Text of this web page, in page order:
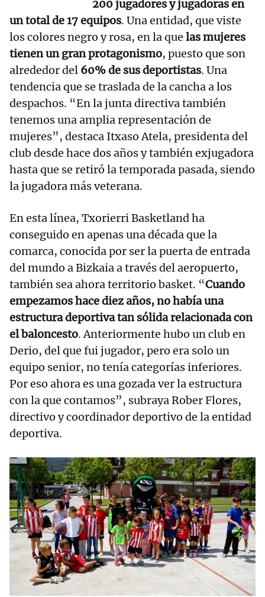
200 jugadores y jugadoras en
un total de 17 equipos. Una entidad, que viste
los colores negro y rosa, en la que las mujeres
tienen un gran protagonismo, puesto que son
alrededor del 60% de sus deportistas. Una
tendencia que se traslada de la cancha a los
despachos. “En la junta directiva también
tenemos una amplia representación de
mujeres”, destaca Itxaso Atela, presidenta del
club desde hace dos años y también exjugadora
hasta que se retiró la temporada pasada, siendo
la jugadora más veterana.
En esta línea, Txorierri Basketland ha
conseguido en apenas una década que la
comarca, conocida por ser la puerta de entrada
del mundo a Bizkaia a través del aeropuerto,
también sea ahora territorio basket. “Cuando
empezamos hace diez años, no había una
estructura deportiva tan sólida relacionada con
el baloncesto. Anteriormente hubo un club en
Derio, del que fui jugador, pero era solo un
equipo senior, no tenía categorías inferiores.
Por eso ahora es una gozada ver la estructura
con la que contamos”, subraya Rober Flores,
directivo y coordinador deportivo de la entidad
deportiva.